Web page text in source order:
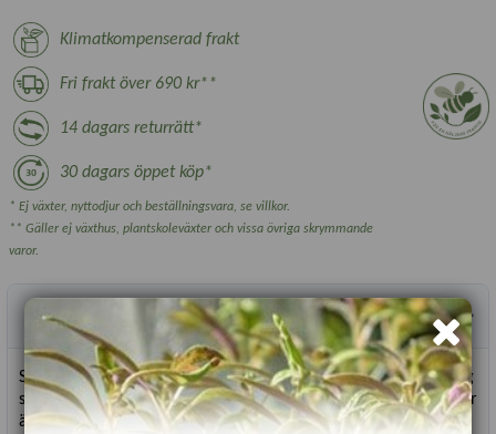
Klimatkompenserad frakt
Fri frakt över 690 kr**
14 dagars returrätt*
30 dagars öppet köp*
* Ej växter, nyttodjur och beställningsvara, se villkor.
** Gäller ej växthus, plantskoleväxter och vissa övriga skrymmande
varor.
Produktbeskrivning
Snackgurka med söt god smak. Hög avkastning och kontinuerlig
skörd av ca 10 cm långa gurkor. Trivs bäst i växthus men det går
även bra att odla i en stor kruka på en varm och skyddad plats.